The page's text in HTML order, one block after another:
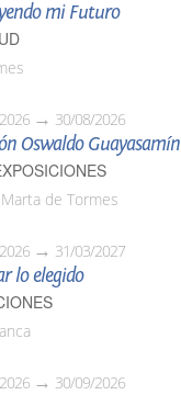
mi Futuro
30/08/2026
Oswaldo Guayasamín
de Tormes
31/03/2027
lo elegido
30/09/2026